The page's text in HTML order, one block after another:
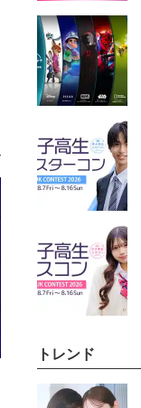
トレンド